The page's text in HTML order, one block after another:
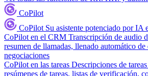
CoPilot
CoPilot Su asistente potenciado por IA
CoPilot en el CRM Transcripción de audio
resumen de llamadas, llenado automático de
negociaciones
CoPilot en las tareas Descripciones de
resúmenes de tareas, listas de verificación,